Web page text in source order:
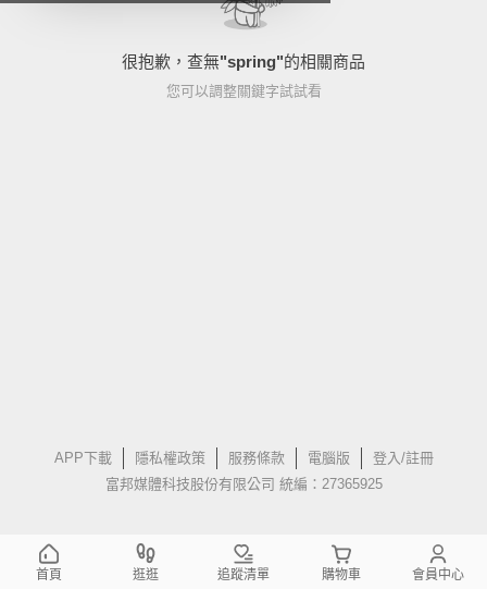
很抱歉，查無"spring"的相關商品
您可以調整關鍵字試試看
APP下載 隱私權政策 服務條款 電腦版
登入/註冊
富邦媒體科技股份有限公司 統編：27365925
首頁 逛逛 追蹤清單 購物車 會員中心